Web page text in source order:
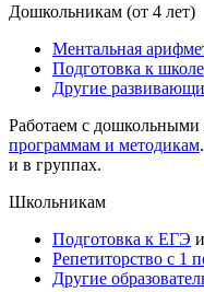
Дошкольникам (от 4 лет)
Ментальная
Подготовка к школе
Другие
Работаем с
программам и методикам
и в группах.
Школьникам
Подготовка к ЕГЭ и
Репетиторство с 1
Другие